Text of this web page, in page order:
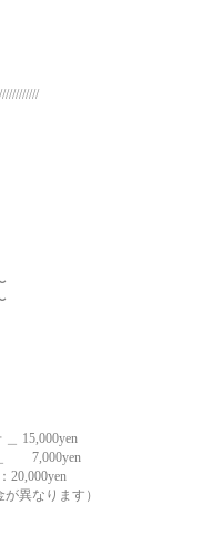
15,000yen
20,000yen
す）